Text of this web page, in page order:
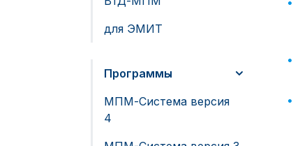
для ЭМИТ
Программы
МПМ-Система версия
4